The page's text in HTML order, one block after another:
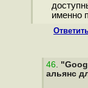
именно
46.
альянс